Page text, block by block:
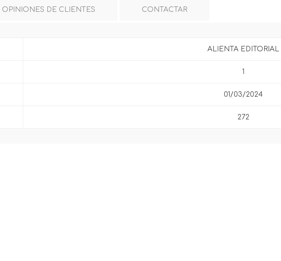
OPINIONES DE CLIENTES CONTACTAR
ALIENTA EDITORIAL
1
01/03/2024
272